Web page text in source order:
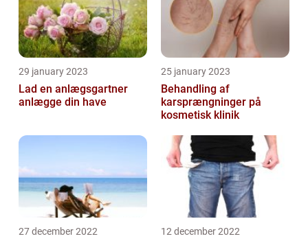
29 january 2023
Lad en anlægsgartner
anlægge din have
25 january 2023
Behandling af
karsprængninger på
kosmetisk klinik
27 december 2022 12 december 2022